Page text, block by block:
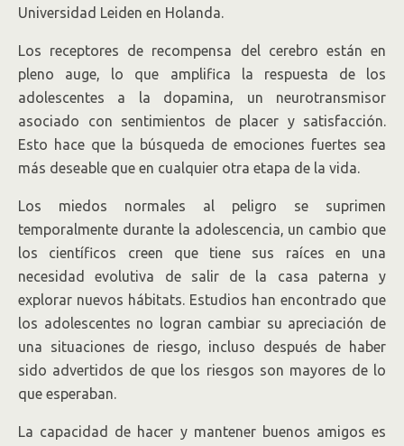
Universidad Leiden en Holanda.
Los receptores de recompensa del cerebro están en
pleno auge, lo que amplifica la respuesta de los
adolescentes a la dopamina, un neurotransmisor
asociado con sentimientos de placer y satisfacción.
Esto hace que la búsqueda de emociones fuertes sea
más deseable que en cualquier otra etapa de la vida.
Los miedos normales al peligro se suprimen
temporalmente durante la adolescencia, un cambio que
los científicos creen que tiene sus raíces en una
necesidad evolutiva de salir de la casa paterna y
explorar nuevos hábitats. Estudios han encontrado que
los adolescentes no logran cambiar su apreciación de
una situaciones de riesgo, incluso después de haber
sido advertidos de que los riesgos son mayores de lo
que esperaban.
La capacidad de hacer y mantener buenos amigos es